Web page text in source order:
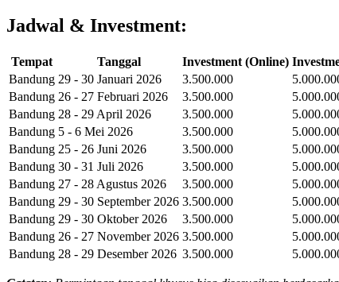
Jadwal & Investment:
Tempat Tanggal Investment (Online)
Bandung 29 - 30 Januari 2026 3.500.000
Bandung 26 - 27 Februari 2026 3.500.000
Bandung 28 - 29 April 2026 3.500.000
Bandung 5 - 6 Mei 2026 3.500.000
Bandung 25 - 26 Juni 2026 3.500.000
Bandung 30 - 31 Juli 2026 3.500.000
Bandung 27 - 28 Agustus 2026 3.500.000
Bandung 29 - 30 September 2026 3.500.000
Bandung 29 - 30 Oktober 2026 3.500.000
Bandung 26 - 27 November 2026 3.500.000
Bandung 28 - 29 Desember 2026 3.500.000